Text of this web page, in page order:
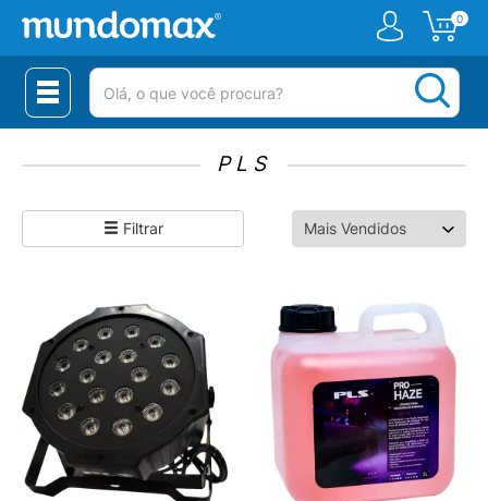
0
(pesquisar)
PLS
Filtrar